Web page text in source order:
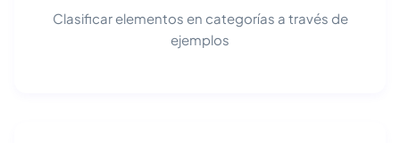
Clasificar elementos en categorías a través de
ejemplos